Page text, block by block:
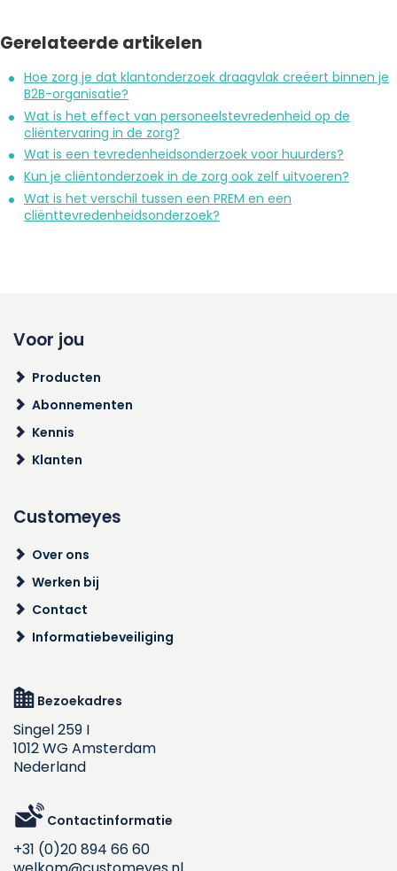
Gerelateerde artikelen
Hoe zorg je dat klantonderzoek draagvlak creëert binnen je
B2B-organisatie?
Wat is het effect van personeelstevredenheid op de
cliëntervaring in de zorg?
Wat is een tevredenheidsonderzoek voor huurders?
Kun je cliëntonderzoek in de zorg ook zelf uitvoeren?
Wat is het verschil tussen een PREM en een
cliënttevredenheidsonderzoek?
Voor jou
Producten
Abonnementen
Kennis
Klanten
Customeyes
Over ons
Werken bij
Contact
Informatiebeveiliging
Bezoekadres
Singel 259 I
1012 WG Amsterdam
Nederland
Contactinformatie
+31 (0)20 894 66 60